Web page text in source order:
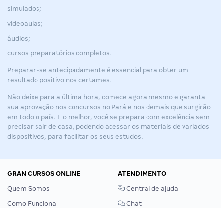
simulados;
videoaulas;
áudios;
cursos preparatórios completos.
Preparar-se antecipadamente é essencial para obter um
resultado positivo nos certames.
Não deixe para a última hora, comece agora mesmo e garanta
sua aprovação nos concursos no Pará e nos demais que surgirão
em todo o país. E o melhor, você se prepara com excelência sem
precisar sair de casa, podendo acessar os materiais de variados
dispositivos, para facilitar os seus estudos.
GRAN CURSOS ONLINE
Quem Somos
Como Funciona
ATENDIMENTO
Central de ajuda
Chat